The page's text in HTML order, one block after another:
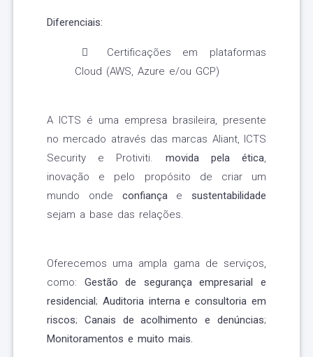
Diferenciais:
Certificações em plataformas
Cloud (AWS, Azure e/ou GCP)
A ICTS é uma empresa brasileira, presente
no mercado através das marcas Aliant, ICTS
Security e Protiviti. movida pela ética,
inovação e pelo propósito de criar um
mundo onde confiança e sustentabilidade
sejam a base das relações.
Oferecemos uma ampla gama de serviços,
como: Gestão de segurança empresarial e
residencial; Auditoria interna e consultoria em
riscos; Canais de acolhimento e denúncias;
Monitoramentos e muito mais.